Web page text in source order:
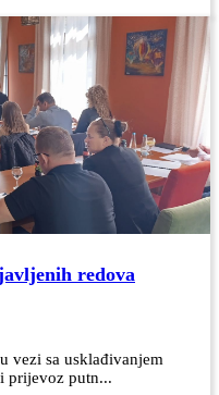
redova
vezi sa usklađivanjem
prijevoz putn...